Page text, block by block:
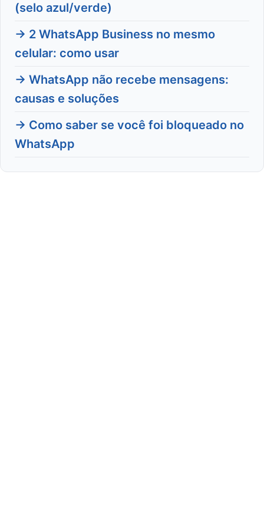
(selo azul/verde)
→ 2 WhatsApp Business no mesmo
celular: como usar
→ WhatsApp não recebe mensagens:
causas e soluções
→ Como saber se você foi bloqueado no
WhatsApp